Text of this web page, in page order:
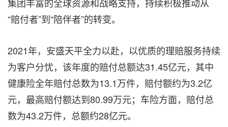
“赔付者”到“陪伴者”的转变。
2021年，安盛天平全力以赴，以优质的理赔服务持续
为客户分忧，该年度的赔付总额达31.45亿元，其中
健康险全年赔付总数为13.1万件，赔付额约为3.2亿
元，最高赔付额达到80.99万元；车险方面，赔付总
数为43.2万件，总额约28亿元。